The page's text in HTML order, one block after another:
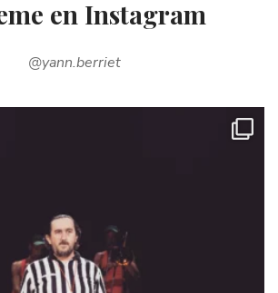
en Instagram
@yann.berriet